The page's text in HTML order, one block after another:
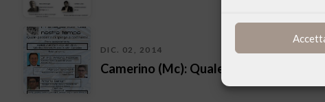
DIC. 02, 2014
Camerino (Mc): Quale passione ci